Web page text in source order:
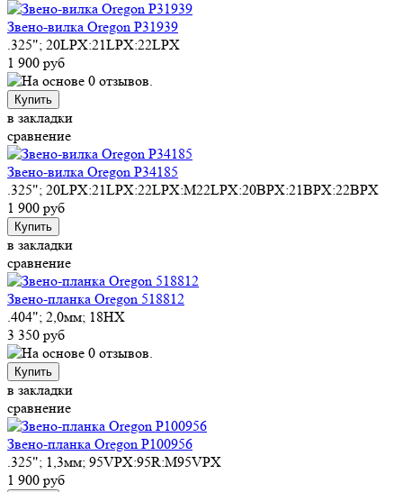
Звено-вилка Oregon P31939
.325"; 20LPX:21LPX:22LPX
1 900 руб
Купить
в закладки
сравнение
Звено-вилка Oregon P34185
.325"; 20LPX:21LPX:22LPX:M22LPX:20BPX:21BPX:22BPX
1 900 руб
Купить
в закладки
сравнение
Звено-планка Oregon 518812
.404"; 2,0мм; 18HX
3 350 руб
Купить
в закладки
сравнение
Звено-планка Oregon P100956
.325"; 1,3мм; 95VPX:95R:M95VPX
1 900 руб